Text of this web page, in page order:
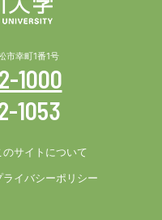
幸町1番1号
1000
1053
のサイトについて
ライバシーポリシー